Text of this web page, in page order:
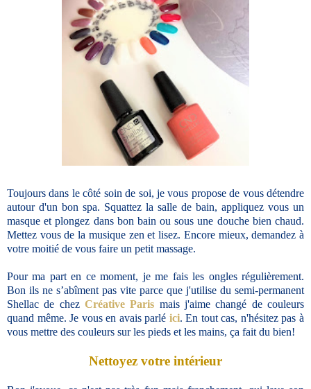
Toujours dans le côté soin de soi, je vous propose de vous détendre
autour d'un bon spa. Squattez la salle de bain, appliquez vous un
masque et plongez dans bon bain ou sous une douche bien chaud.
Mettez vous de la musique zen et lisez. Encore mieux, demandez à
votre moitié de vous faire un petit massage.
Pour ma part en ce moment, je me fais les ongles régulièrement.
Bon ils ne s’abîment pas vite parce que j'utilise du semi-permanent
Shellac de chez Créative Paris mais j'aime changé de couleurs
quand même. Je vous en avais parlé ici. En tout cas, n'hésitez pas à
vous mettre des couleurs sur les pieds et les mains, ça fait du bien!
Nettoyez votre intérieur